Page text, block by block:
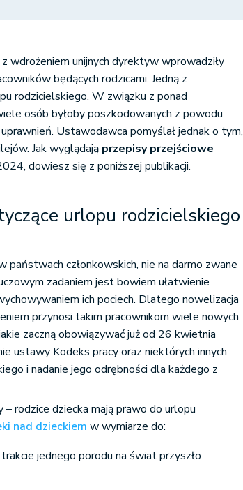
wdrożeniem unijnych dyrektyw wprowadziły
będących rodzicami. Jedną z
rodzicielskiego. W związku z ponad
osób byłoby poszkodowanych z powodu
Ustawodawca pomyślał jednak o tym,
Jak wyglądają przepisy przejściowe
dowiesz się z poniższej publikacji.
urlopu rodzicielskiego
członkowskich, nie na darmo zwane
zadaniem jest bowiem ułatwienie
ich pociech. Dlatego nowelizacja
przynosi takim pracownikom wiele nowych
zaczną obowiązywać już od 26 kwietnia
ustawy Kodeks pracy oraz niektórych innych
i nadanie jego odrębności dla każdego z
rodzice dziecka mają prawo do urlopu
nad dzieckiem w wymiarze do:
jednego porodu na świat przyszło